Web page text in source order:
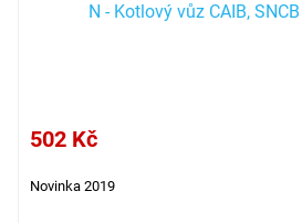
N - Kotlový vůz CAIB,
502 Kč
Novinka 2019